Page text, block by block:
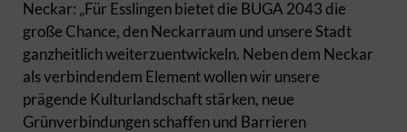
Neckar: „Für Esslingen bietet die BUGA 2043 die
große Chance, den Neckarraum und unsere Stadt
ganzheitlich weiterzuentwickeln. Neben dem Neckar
als verbindendem Element wollen wir unsere
prägende Kulturlandschaft stärken, neue
Grünverbindungen schaffen und Barrieren